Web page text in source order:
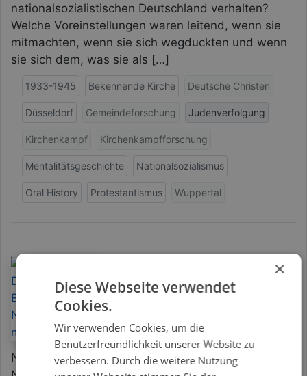
nationalsozialistischen Deutschland verhalten?
Welche Voreinstellungen waren leitend, wenn sie
mitmachten, wenn sie sich wegduckten und wenn
sie sich dem, was sie als […]
1933-1945 Bekennende Kirche Deutsche Christen
Düsseldorf Gemeindeforschung Judenverfolgung
Kirchenkampf Kirchenkampfforschung
Mentalitätsgeschichte Nationalsozialismus
Oral History Protestantismus Wuppertal
Das Finanzamt Bonn im
Nationalsozialismus
Rechtsgeschichtliche Studien
Nach der „Machtergreifung“ durch die
×
Diese Webseite verwendet
Cookies.
Wir verwenden Cookies, um die
Benutzerfreundlichkeit unserer Website zu
verbessern. Durch die weitere Nutzung